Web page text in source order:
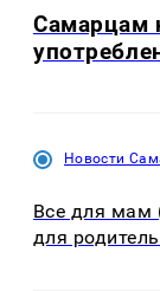
Самарцам
Новости
Все для мам
для